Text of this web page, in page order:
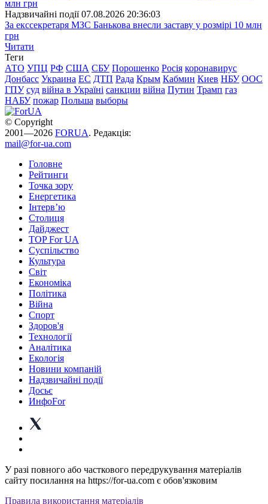
Надзвичайні події 07.08.2026 20:36:03
За екссекретаря МЗС Банькова внесли заставу у розмірі 10 млн
грн
Читати
Теги
АТО УПЦ РФ США СБУ Порошенко Росія коронавирус
Донбасс Украина ЕС ДТП Рада Крым Кабмин Киев НБУ ООС
ГПУ суд війна в Україні санкции війна Путин Трамп газ
НАБУ пожар Польша выборы
© Copyright
2001—2026 FORUA. Редакція:
mail@for-ua.com
Головне
Рейтинги
Точка зору
Енергетика
Інтерв’ю
Столиця
Дайджест
TOP For UA
Суспiльство
Культура
Світ
Економіка
Політика
Війна
Спорт
Здоров'я
Технології
Аналітика
Екологія
Новини компаній
Надзвичайні події
Досьє
ИнфоFor
У разі повного або часткового передрукування матеріалів
сайту посилання на https://for-ua.com є обов'язковим
Правила використання матеріалів